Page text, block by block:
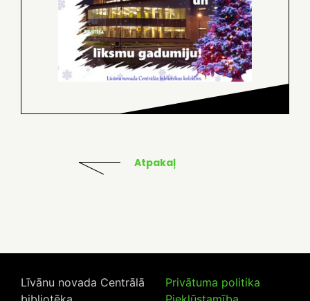
Atpakaļ
Līvānu novada Centrālā
Privātuma politika